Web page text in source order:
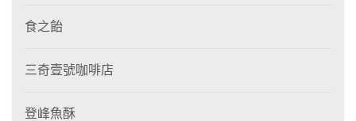
食之飴
三奇壹號咖啡店
登峰魚酥